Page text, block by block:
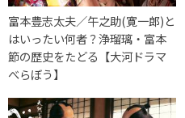
富本豊志太夫／午之助(寛一郎)と
はいったい何者？浄瑠璃・富本
節の歴史をたどる【大河ドラマ
べらぼう】